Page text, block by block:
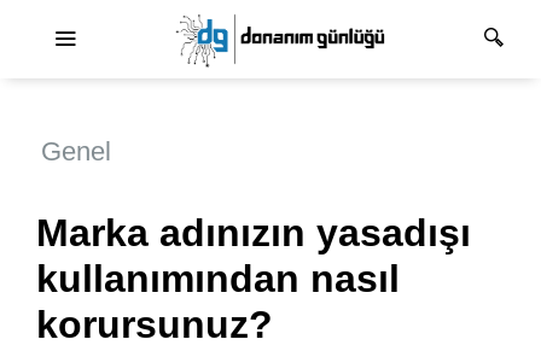
Genel
Marka adınızın yasadışı
kullanımından nasıl
korursunuz?